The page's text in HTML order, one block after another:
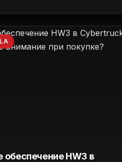
обеспечение HW3 в